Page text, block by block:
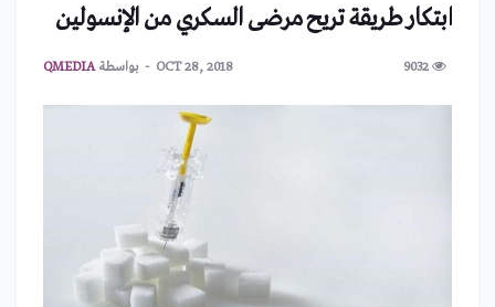
ابتكار طريقة تريح مرضى السكري من الإنسولين
9032
OCT 28, 2018 بواسطةQMEDIA